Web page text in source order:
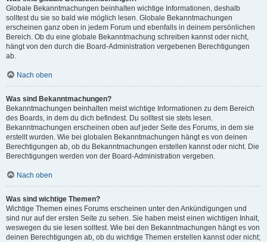
Globale Bekanntmachungen beinhalten wichtige Informationen, deshalb
solltest du sie so bald wie möglich lesen. Globale Bekanntmachungen
erscheinen ganz oben in jedem Forum und ebenfalls in deinem persönlichen
Bereich. Ob du eine globale Bekanntmachung schreiben kannst oder nicht,
hängt von den durch die Board-Administration vergebenen Berechtigungen
ab.
Nach oben
Was sind Bekanntmachungen?
Bekanntmachungen beinhalten meist wichtige Informationen zu dem Bereich
des Boards, in dem du dich befindest. Du solltest sie stets lesen.
Bekanntmachungen erscheinen oben auf jeder Seite des Forums, in dem sie
erstellt wurden. Wie bei globalen Bekanntmachungen hängt es von deinen
Berechtigungen ab, ob du Bekanntmachungen erstellen kannst oder nicht. Die
Berechtigungen werden von der Board-Administration vergeben.
Nach oben
Was sind wichtige Themen?
Wichtige Themen eines Forums erscheinen unter den Ankündigungen und
sind nur auf der ersten Seite zu sehen. Sie haben meist einen wichtigen Inhalt,
weswegen du sie lesen solltest. Wie bei den Bekanntmachungen hängt es von
deinen Berechtigungen ab, ob du wichtige Themen erstellen kannst oder nicht;